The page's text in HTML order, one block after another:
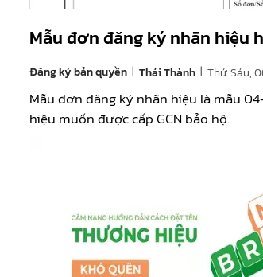
Mẫu đơn đăng ký nhãn hiệu
Đăng ký bản quyền | Thái Thành | Thứ Sáu,
Mẫu đơn đăng ký nhãn hiệu là mẫu
hiệu muốn được cấp GCN bảo hộ.